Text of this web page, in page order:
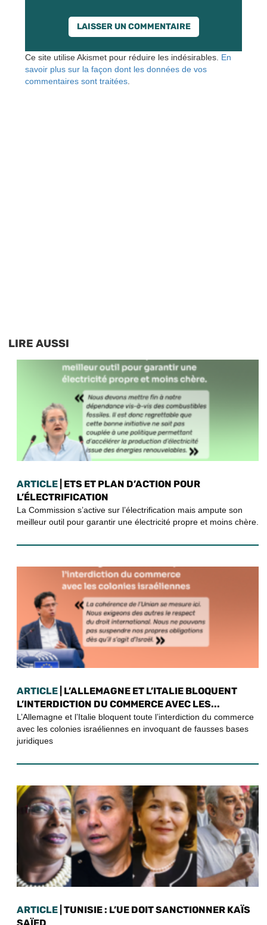
Ce site utilise Akismet pour réduire les indésirables. En
savoir plus sur la façon dont les données de vos
commentaires sont traitées
LIRE AUSSI
ARTICLE | ETS ET PLAN D’ACTION POUR
L’ÉLECTRIFICATION
La Commission s’active sur l’électrification mais ampute son
meilleur outil pour garantir une électricité propre et moins chère.
ARTICLE | L’ALLEMAGNE ET L’ITALIE BLOQUENT
L’INTERDICTION DU COMMERCE AVEC LES...
L’Allemagne et l’Italie bloquent toute l’interdiction du commerce
avec les colonies israéliennes en invoquant de fausses bases
juridiques
ARTICLE | TUNISIE : L’UE DOIT SANCTIONNER KAÏS
SAÏED